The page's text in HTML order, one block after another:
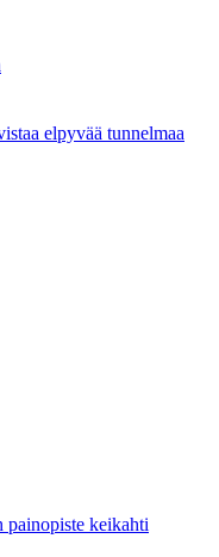
elpyvää tunnelmaa
painopiste keikahti